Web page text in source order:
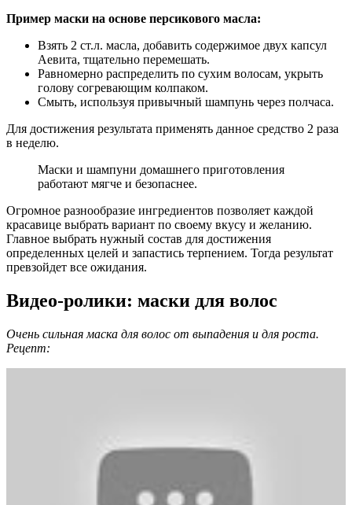
Пример маски на основе персикового масла:
Взять 2 ст.л. масла, добавить содержимое двух капсул
Аевита, тщательно перемешать.
Равномерно распределить по сухим волосам, укрыть
голову согревающим колпаком.
Смыть, используя привычный шампунь через полчаса.
Для достижения результата применять данное средство 2 раза
в неделю.
Маски и шампуни домашнего приготовления
работают мягче и безопаснее.
Огромное разнообразие ингредиентов позволяет каждой
красавице выбрать вариант по своему вкусу и желанию.
Главное выбрать нужный состав для достижения
определенных целей и запастись терпением. Тогда результат
превзойдет все ожидания.
Видео-ролики: маски для волос
Очень сильная маска для волос от выпадения и для роста.
Рецепт: